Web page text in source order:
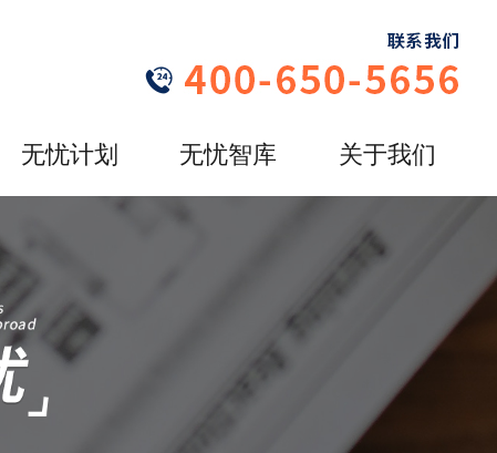
无忧计划 无忧智库 关于我们